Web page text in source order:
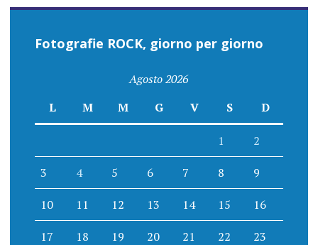
Fotografie ROCK, giorno per giorno
Agosto 2026
L
M M G V S D
1 2
3 4 5 6 7 8 9
10 11 12 13 14 15 16
17 18 19 20 21 22 23